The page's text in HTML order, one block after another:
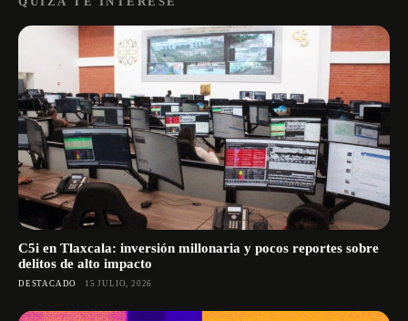
C5i en Tlaxcala: inversión millonaria y pocos reportes sobre
delitos de alto impacto
DESTACADO 15 JULIO, 2026